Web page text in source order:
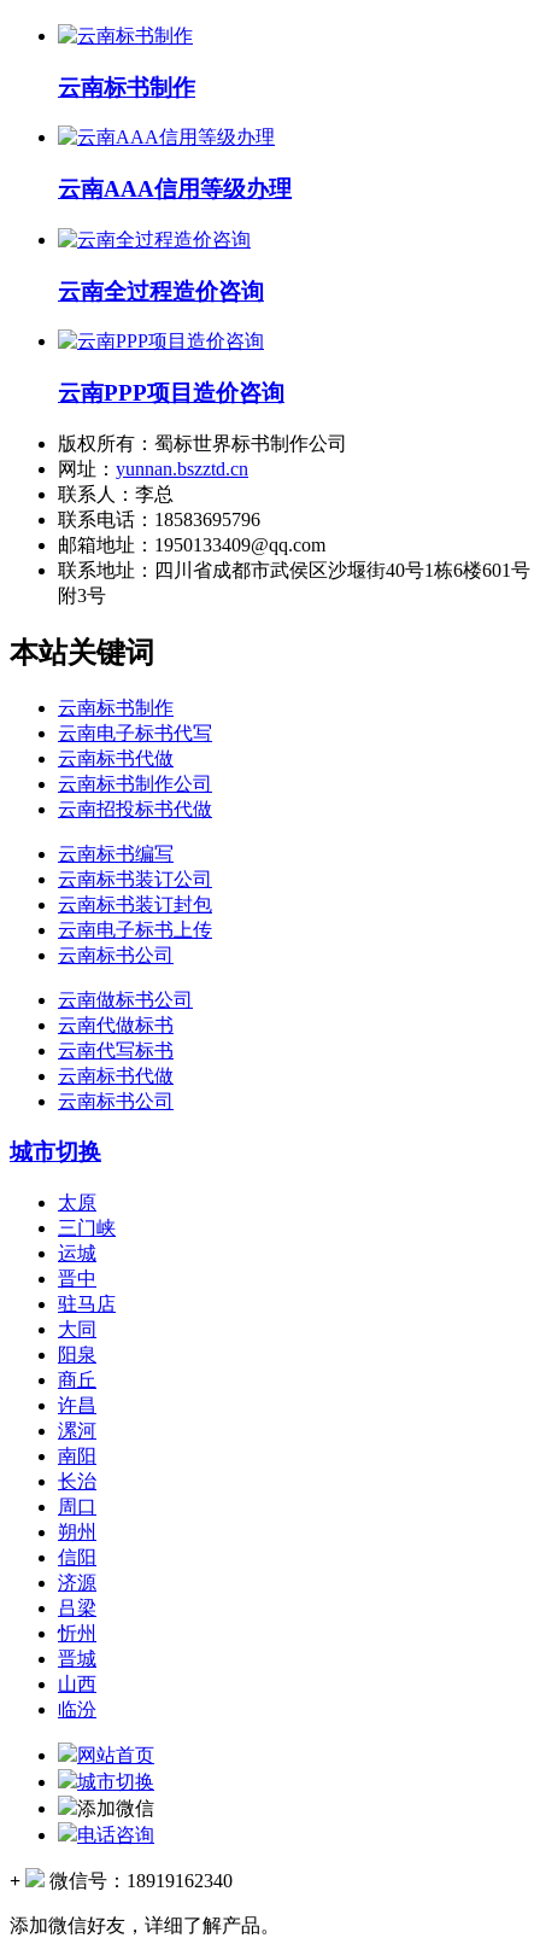
云南标书制作
云南AAA信用等级办理
云南全过程造价咨询
云南PPP项目造价咨询
版权所有：蜀标世界标书制作公司
网址： yunnan.bszztd.cn
联系人：李总
联系电话：18583695796
邮箱地址：1950133409@qq.com
联系地址： 四川省成都市武侯区沙堰街40号1栋6楼601号
附3号
本站关键词
云南标书制作
云南电子标书代写
云南标书代做
云南标书制作公司
云南招投标书代做
云南标书编写
云南标书装订公司
云南标书装订封包
云南电子标书上传
云南标书公司
云南做标书公司
云南代做标书
云南代写标书
云南标书代做
云南标书公司
城市切换
太原
三门峡
运城
晋中
驻马店
大同
阳泉
商丘
许昌
漯河
南阳
长治
周口
朔州
信阳
济源
吕梁
忻州
晋城
山西
临汾
网站首页
城市切换
添加微信
电话咨询
+ 微信号： 18919162340
添加微信好友，详细了解产品。